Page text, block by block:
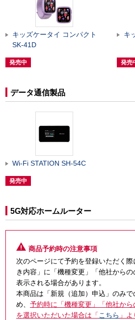
キッズケータイ コンパクト
SK-41D
発売中
キ
発売
データ通信製品
Wi-Fi STATION SH-54C
発売中
5G対応ホームルーター
商品予約時の注意事項
次のページにて予約を登録いただく
き内容」に「機種変更」「他社から
表示される場合があります。
本商品は「新規（追加）申込」のみ
め、 予約時に「機種変更」「他社から
を選択いただいた場合は「 こちら 」